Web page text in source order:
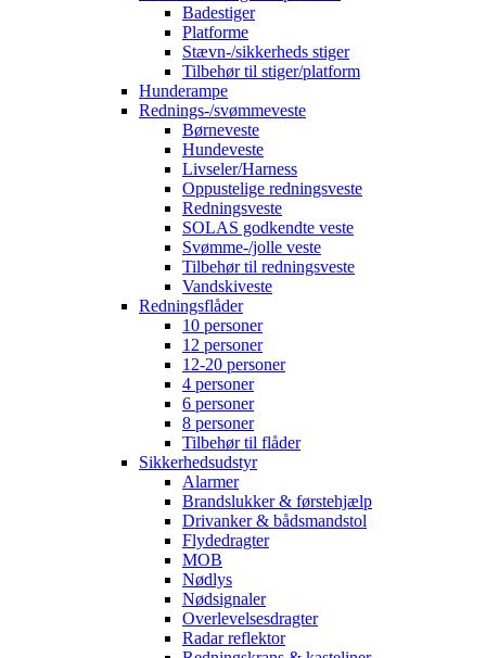
Badestiger
Platforme
Stævn-/sikkerheds stiger
Tilbehør til stiger/platform
Hunderampe
Rednings-/svømmeveste
Børneveste
Hundeveste
Livseler/Harness
Oppustelige redningsveste
Redningsveste
SOLAS godkendte veste
Svømme-/jolle veste
Tilbehør til redningsveste
Vandskiveste
Redningsflåder
10 personer
12 personer
12-20 personer
4 personer
6 personer
8 personer
Tilbehør til flåder
Sikkerhedsudstyr
Alarmer
Brandslukker & førstehjælp
Drivanker & bådsmandstol
Flydedragter
MOB
Nødlys
Nødsignaler
Overlevelsesdragter
Radar reflektor